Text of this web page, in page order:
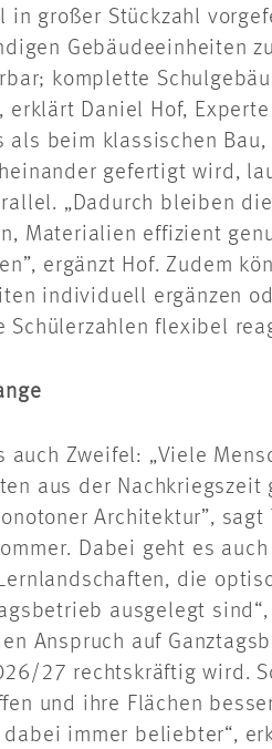
in großer Stückzahl
Gebäudeeinheiten
komplette
erklärt Daniel Hof,
als beim klassischen
gefertigt wird,
„Dadurch bleiben
Materialien effizient
ergänzt Hof. Zudem
individuell ergänzen
Schülerzahlen flexibel
auch Zweifel: „Viele
aus der
Architektur”, sagt
Dabei geht es
die
ausgelegt
Anspruch auf
27 rechtskräftig wird.
und ihre Flächen
immer beliebter“,